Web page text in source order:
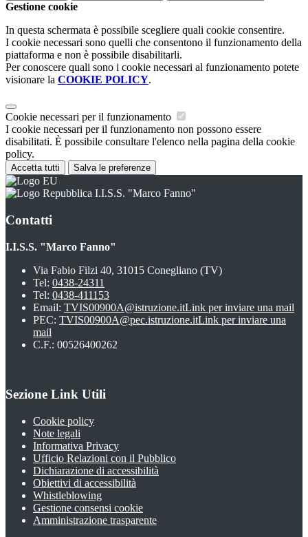
Gestione cookie
In questa schermata è possibile scegliere quali cookie consentire.
I cookie necessari sono quelli che consentono il funzionamento della
piattaforma e non è possibile disabilitarli.
Per conoscere quali sono i cookie necessari al funzionamento potete
visionare la COOKIE POLICY.
Cookie necessari per il funzionamento
I cookie necessari per il funzionamento non possono essere
disabilitati. È possibile consultare l'elenco nella pagina della cookie
policy.
Accetta tutti Salva le preferenze
I.I.S.S. "Marco Fanno"
Contatti
I.I.S.S. "Marco Fanno"
Via Fabio Filzi 40, 31015 Conegliano (TV)
Tel: 0438-24311
Tel: 0438-411153
Email: TVIS00900A@istruzione.itLink per inviare una mail
PEC: TVIS00900A@pec.istruzione.itLink per inviare una
mail
C.F.: 00526400262
Sezione Link Utili
Cookie policy
Note legali
Informativa Privacy
Ufficio Relazioni con il Pubblico
Dichiarazione di accessibilità
Obiettivi di accessibilità
Whistleblowing
Gestione consensi cookie
Amministrazione trasparente